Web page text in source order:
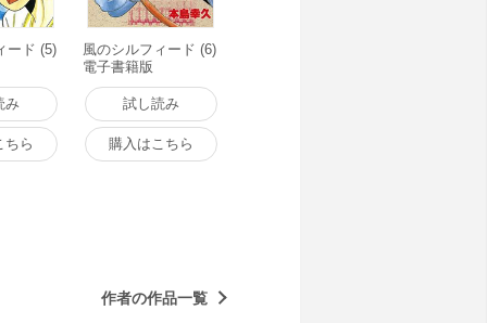
ード (5)
み
ちら
風のシルフィード (6)
電子書籍版
試し読み
購入はこちら
作者の作品一覧